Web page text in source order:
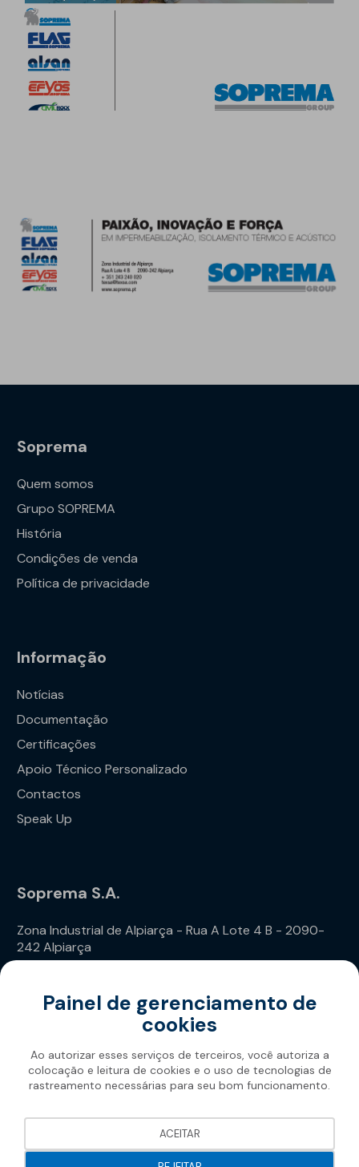
Soprema
Quem somos
Grupo SOPREMA
História
Condições de venda
Política de privacidade
Informação
Notícias
Documentação
Certificações
Apoio Técnico Personalizado
Contactos
Speak Up
Soprema S.A.
Zona Industrial de Alpiarça - Rua A Lote 4 B - 2090-
242 Alpiarça
Soprema 2026
Painel de gerenciamento de
cookies
Ao autorizar esses serviços de terceiros, você autoriza a
colocação e leitura de cookies e o uso de tecnologias de
rastreamento necessárias para seu bom funcionamento.
ACEITAR